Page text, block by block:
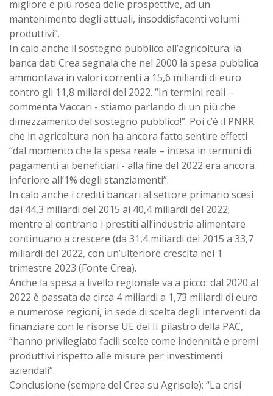
migliore e più rosea delle prospettive, ad un
mantenimento degli attuali, insoddisfacenti volumi
produttivi”.
In calo anche il sostegno pubblico all’agricoltura: la
banca dati Crea segnala che nel 2000 la spesa pubblica
ammontava in valori correnti a 15,6 miliardi di euro
contro gli 11,8 miliardi del 2022. “In termini reali –
commenta Vaccari - stiamo parlando di un più che
dimezzamento del sostegno pubblico!”. Poi c’è il PNRR
che in agricoltura non ha ancora fatto sentire effetti
“dal momento che la spesa reale – intesa in termini di
pagamenti ai beneficiari - alla fine del 2022 era ancora
inferiore all’1% degli stanziamenti”.
In calo anche i crediti bancari al settore primario scesi
dai 44,3 miliardi del 2015 ai 40,4 miliardi del 2022;
mentre al contrario i prestiti all’industria alimentare
continuano a crescere (da 31,4 miliardi del 2015 a 33,7
miliardi del 2022, con un’ulteriore crescita nel 1
trimestre 2023 (Fonte Crea).
Anche la spesa a livello regionale va a picco: dal 2020 al
2022 è passata da circa 4 miliardi a 1,73 miliardi di euro
e numerose regioni, in sede di scelta degli interventi da
finanziare con le risorse UE del II pilastro della PAC,
“hanno privilegiato facili scelte come indennità e premi
produttivi rispetto alle misure per investimenti
aziendali”.
Conclusione (sempre del Crea su Agrisole): “La crisi